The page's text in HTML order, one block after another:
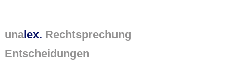
Normtexte
unalex. Rechtsprechung
Entscheidungen